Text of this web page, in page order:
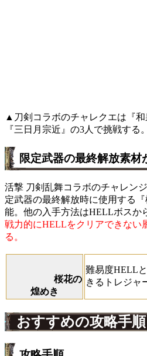
▲刀剣コラボのチャレクエは『和
『三日月宗近』の3人で挑戦する。
限定武器の最終解放素材
活撃 刀剣乱舞コラボのチャレン
定武器の最終解放時に使用する
能。他の入手方法はHELLボスか
戦力的にHELLをクリアできない
る。
桜花の
煌めき
難易度HELL
きるトレジャ
おすすめの攻略手順